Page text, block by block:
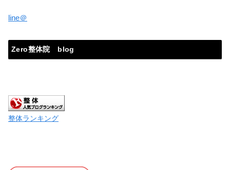
line＠
Zero整体院 blog
整体ランキング